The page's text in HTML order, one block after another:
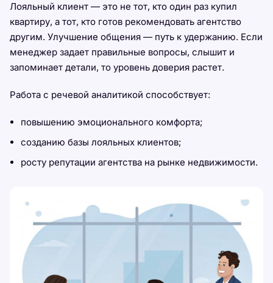
Лояльный клиент — это не тот, кто один раз купил
квартиру, а тот, кто готов рекомендовать агентство
другим. Улучшение общения — путь к удержанию. Если
менеджер задает правильные вопросы, слышит и
запоминает детали, то уровень доверия растет.
Работа с речевой аналитикой способствует:
повышению эмоционального комфорта;
созданию базы лояльных клиентов;
росту репутации агентства на рынке недвижимости.